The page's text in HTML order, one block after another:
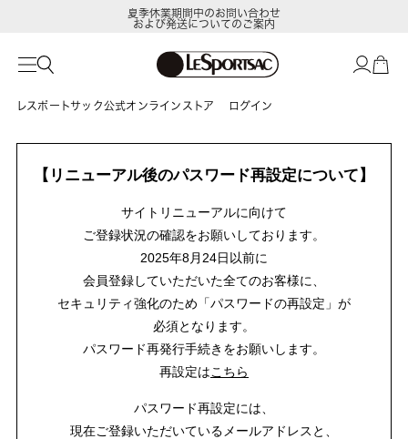
夏季休業期間中のお問い合わせ
および発送についてのご案内
レスポートサック公式オンラインストア ログイン
【リニューアル後のパスワード再設定について】
サイトリニューアルに向けて
ご登録状況の確認をお願いしております。
2025年8月24日以前に
会員登録していただいた全てのお客様に、
セキュリティ強化のため「パスワードの再設定」が
必須となります。
パスワード再発行手続きをお願いします。
再設定はこちら
パスワード再設定には、
現在ご登録いただいているメールアドレスと、